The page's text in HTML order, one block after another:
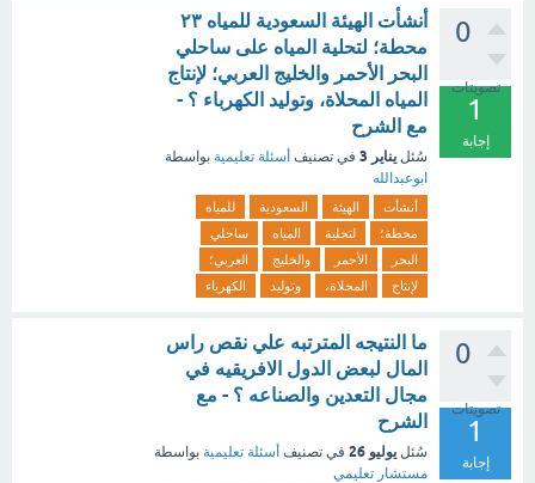
0
تصويتات
1
إجابة
أنشأت الهيئة السعودية للمياه ٢٣
محطة؛ لتحلية المياه على ساحلي
البحر الأحمر والخليج العربي؛ لإنتاج
المياه المحلاة، وتوليد الكهرباء ؟ -
مع الشرح
سُئل يناير 3 في تصنيف أسئلة تعليمية بواسطة
ابوعبدالله
أنشأت الهيئة السعودية
للمياه
محطة؛
لتحلية المياه
ساحلي
البحر
الأحمر والخليج
العربي؛
لإنتاج
المحلاة، وتوليد الكهرباء
0
تصويتات
1
إجابة
ما النتيجه المترتبه علي نقص راس
المال لبعض الدول الافريقيه في
مجال التعدين والصناعه ؟ - مع
الشرح
سُئل يوليو 26 في تصنيف أسئلة تعليمية بواسطة
مستشار تعليمي